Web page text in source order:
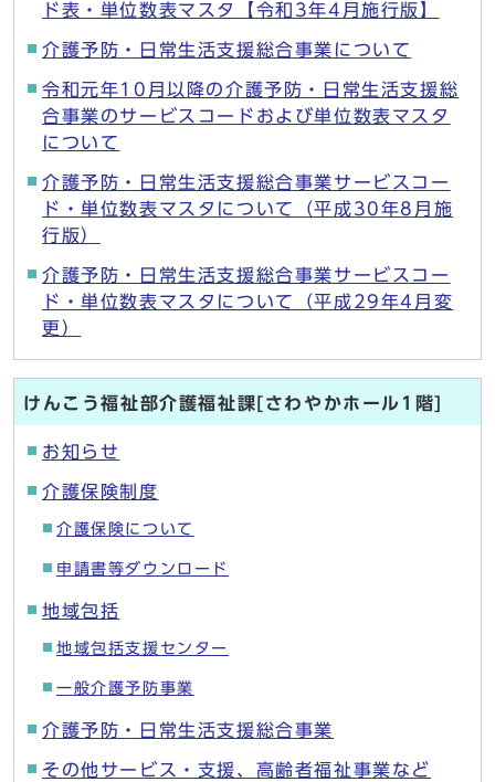
ド表・単位数表マスタ【令和3年4月施行版】
介護予防・日常生活支援総合事業について
令和元年10月以降の介護予防・日常生活支援総
合事業のサービスコードおよび単位数表マスタ
について
介護予防・日常生活支援総合事業サービスコー
ド・単位数表マスタについて（平成30年8月施
行版）
介護予防・日常生活支援総合事業サービスコー
ド・単位数表マスタについて（平成29年4月変
更）
けんこう福祉部介護福祉課[さわやかホール1階]
お知らせ
介護保険制度
介護保険について
申請書等ダウンロード
地域包括
地域包括支援センター
一般介護予防事業
介護予防・日常生活支援総合事業
その他サービス・支援、高齢者福祉事業など